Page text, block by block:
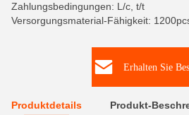
Zahlungsbedingungen: L/c, t/t
Versorgungsmaterial-Fähigkeit:
Erhalten Sie
Produktdetails Produkt-